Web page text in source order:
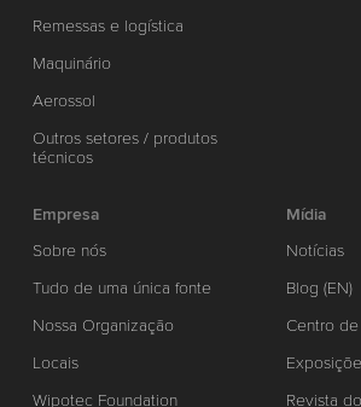
Remessas e logística
Maquinário
Aerossol
Outros setores / produtos
técnicos
Empresa
Sobre nós
Tudo de uma única fonte
Nossa Organização
Locais
Wipotec Foundation
Mídia
Notícias
Blog (EN)
Centro
Revista